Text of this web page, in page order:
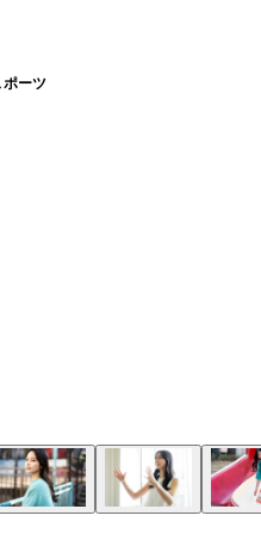
ポーツ